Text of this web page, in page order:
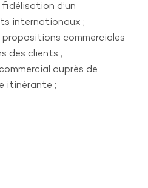
d’un
internationaux ;
propositions commerciales
des clients ;
auprès de
itinérante ;
légales